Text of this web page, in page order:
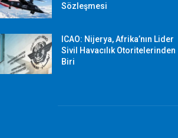
Sözleşmesi
ICAO: Nijerya, Afrika’nın Lider
Sivil Havacılık Otoritelerinden
Biri